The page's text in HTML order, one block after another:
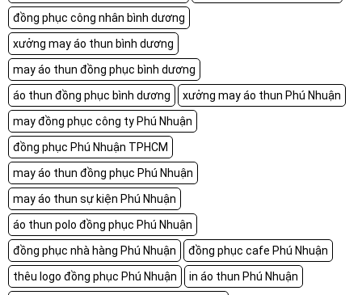
đồng phục công nhân bình dương
xưởng may áo thun bình dương
may áo thun đồng phục bình dương
áo thun đồng phục bình dương
xưởng may áo thun Phú Nhuận
may đồng phục công ty Phú Nhuận
đồng phục Phú Nhuận TPHCM
may áo thun đồng phục Phú Nhuận
may áo thun sự kiện Phú Nhuận
áo thun polo đồng phục Phú Nhuận
đồng phục nhà hàng Phú Nhuận
đồng phục cafe Phú Nhuận
thêu logo đồng phục Phú Nhuận
in áo thun Phú Nhuận